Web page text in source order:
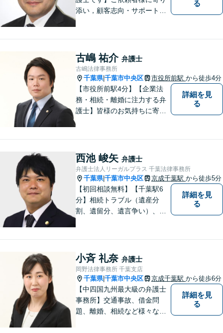
添い，顧客志向・サポート精
応】ご相談者様の精神的負担
を軽減することも重視してい
る弁護士です。【千葉駅徒歩
７分】
る
古嶋 祐介 弁護士
古嶋法律事務所
千葉県|千葉市中央区 市役所前駅 から徒歩4分
【市役所前駅4分】【企業法
務・相続・離婚に注力する弁
護士】皆様のお気持ちに寄り
まいります。お困りごとがあ
れば、お早めにご相談くださ
い。【オンライン相談可】
詳細を見
る
西池 峻矢 弁護士
弁護士法人リーガルプラス 千葉法律事務所
千葉県|千葉市中央区 京成千葉駅 から徒歩5分
【初回相談無料】【千葉駅6
分】相続トラブル（遺産分
割、遺留分、遺言争い）、交
渉、遺留分請求なども対応。
詳細を見
る
小斉 礼奈 弁護士
岡野法律事務所 千葉支店
千葉県|千葉市中央区 京成千葉駅 から徒歩6分
【中四国九州最大級の弁護士
事務所】交通事故、借金問
題、離婚、相続など様々な問
詳細を見
る